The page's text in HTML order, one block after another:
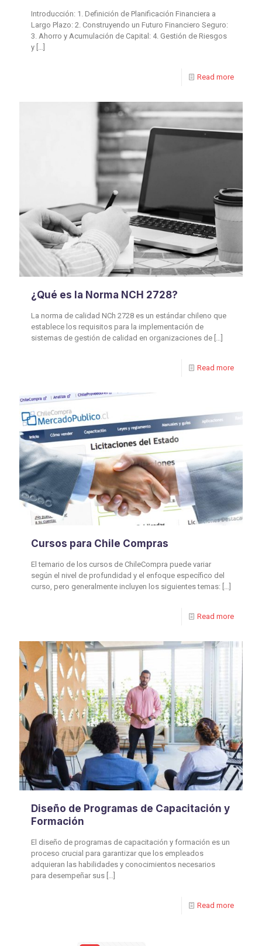
Introducción: 1. Definición de Planificación Financiera a
Largo Plazo: 2. Construyendo un Futuro Financiero Seguro:
3. Ahorro y Acumulación de Capital: 4. Gestión de Riesgos
y […]
Read more
¿Qué es la Norma NCH 2728?
La norma de calidad NCh 2728 es un estándar chileno que
establece los requisitos para la implementación de
sistemas de gestión de calidad en organizaciones de
Read more
Cursos para Chile Compras
El temario de los cursos de ChileCompra puede variar
según el nivel de profundidad y el enfoque específico del
curso, pero generalmente incluyen los siguientes temas: […]
Read more
Diseño de Programas de Capacitación y
Formación
El diseño de programas de capacitación y formación es un
proceso crucial para garantizar que los empleados
adquieran las habilidades y conocimientos necesarios
para desempeñar sus […]
Read more